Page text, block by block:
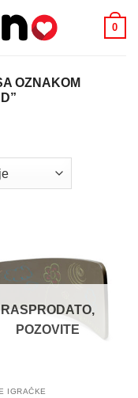
0
OZNAKOM
RASPRODATO,
POZOVITE
IGRAČKE